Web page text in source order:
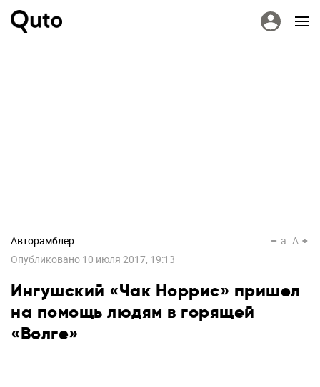
Авторамблер
Опубликовано 10 июля 2017, 19:13
a A
Ингушский «Чак Норрис» пришел
на помощь людям в горящей
«Волге»